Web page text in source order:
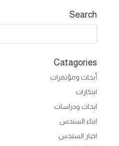
Search
Catagories
أبحاث ومؤتمرات
ابتكارات
ابحاث ودراسات
ابناء السندس
اخبار السندس